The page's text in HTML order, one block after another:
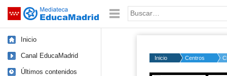
Saltar navegación Palabra o frase:
Inicio
Canal EducaMadrid
Últimos contenidos
Inicio Centros